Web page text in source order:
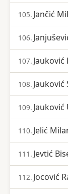
105. Jančić
106.
107. Jauković
108. Jauković
109. Jauković
110. Jelić
111. Jevtić
112. Jocović